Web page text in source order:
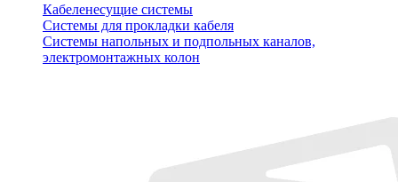
Кабеленесущие системы
Системы для прокладки кабеля
Системы напольных и подпольных каналов,
электромонтажных колон